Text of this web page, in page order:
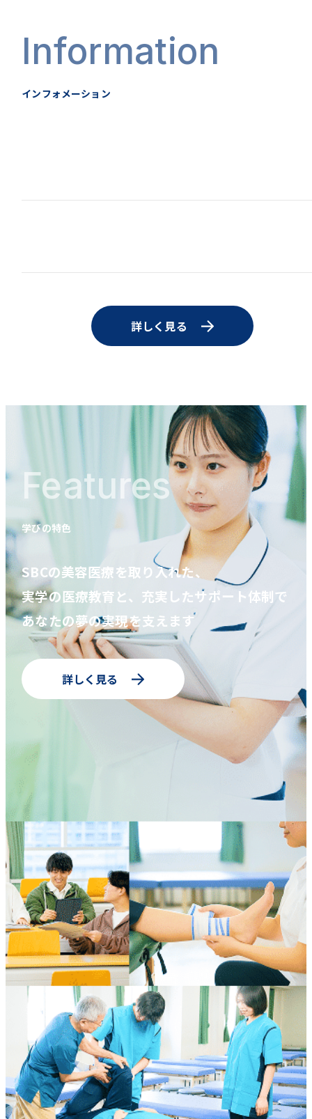
Information
インフォメーション
詳しく見る
Features
学びの特色
SBCの美容医療を取り入れた、
実学の医療教育と、充実したサポート体制で
あなたの夢の実現を支えます
詳しく見る